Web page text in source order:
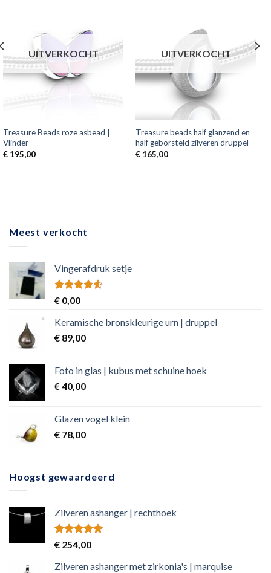
UITVERKOCHT
Treasure Beads roze asbead |
Vlinder
€195,00
UITVERKOCHT
Treasure beads half glanzend en
half geborsteld zilveren druppel
€165,00
Meest verkocht
Vingerafdruk setje
Rated
4.50
of 5
€ 0,00
Keramische bronskleurige urn | druppel
€ 89,00
Foto in glas | kubus met schuine hoek
€40,00
Glazen vogel klein
€ 78,00
Hoogst gewaardeerd
Zilveren ashanger | rechthoek
Rated5.00
out of 5
€ 254,00
Zilveren ashanger met zirkonia's | marquise